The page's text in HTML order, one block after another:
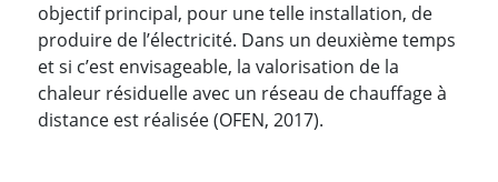
objectif principal, pour une telle installation, de
produire de l’électricité. Dans un deuxième temps
et si c’est envisageable, la valorisation de la
chaleur résiduelle avec un réseau de chauffage à
distance est réalisée (OFEN, 2017).